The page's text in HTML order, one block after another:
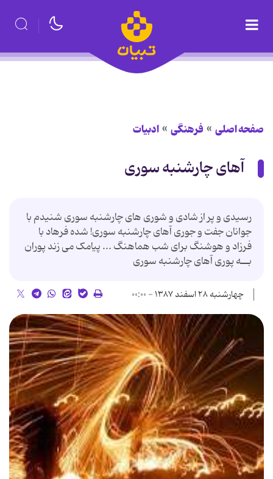
صفحه اصلی فرهنگی ادبیات
آهای چارشنبه سوری
رسیدی و پر از شادی و شوری های چارشنبه سوری شنیدم با
جوانان جفت و جوری آهای چارشنبه سوری! شده فرهاد با
فرزاد و هوشنگ برای شب هماهنگ ... پیامک می زند پوران
بــه پوری آهای چارشنبه سوری
چهارشنبه ۲۸ اسفند ۱۳۸۷ - ۰۰:۰۰